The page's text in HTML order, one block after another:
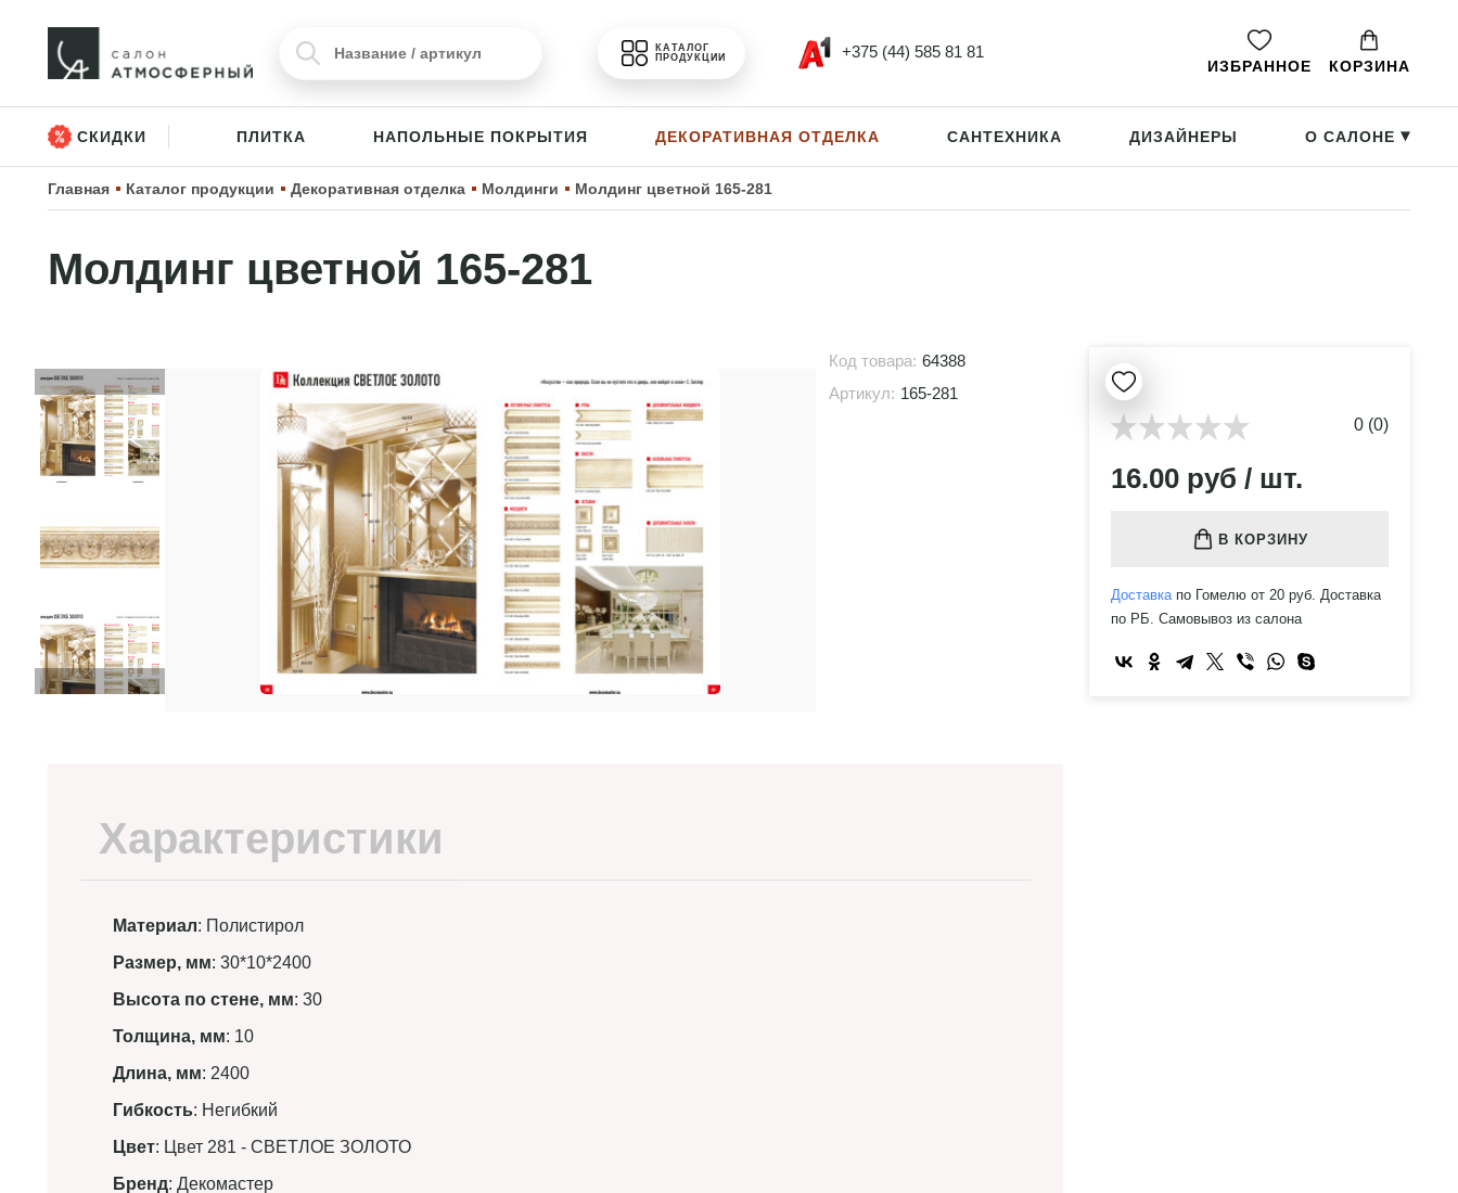
КАТАЛОГ
ПРОДУКЦИИ
+375 (44) 585 81 81
ИЗБРАННОЕ КОРЗИНА
СКИДКИ ПЛИТКА НАПОЛЬНЫЕ ПОКРЫТИЯ ДЕКОРАТИВНАЯ ОТДЕЛКА САНТЕХНИКА ДИЗАЙНЕРЫ О САЛОНЕ ▸
Главная Каталог продукции Декоративная отделка Молдинги Молдинг цветной 165-281
Молдинг цветной 165-281
Код товара: 64388
Артикул: 165-281
Характеристики
Материал: Полистирол
Размер, мм: 30*10*2400
Высота по стене, мм: 30
Толщина, мм: 10
Длина, мм: 2400
Гибкость: Негибкий
Цвет: Цвет 281 - СВЕТЛОЕ ЗОЛОТО
Бренд: Декомастер
0 (0)
16.00 руб / шт.
В КОРЗИНУ
Доставкапо Гомелю от 20 руб. Доставка
по РБ. Самовывоз из салона